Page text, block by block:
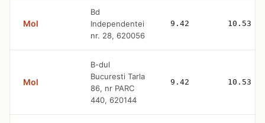
Mol
Bd
Independentei
nr. 28, 620056
9.42 10.53
Mol
B-dul
Bucuresti Tarla
86, nr PARC
440, 620144
9.42 10.53